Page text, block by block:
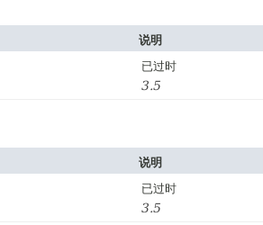
说明
已过时
3.5
说明
已过时
3.5